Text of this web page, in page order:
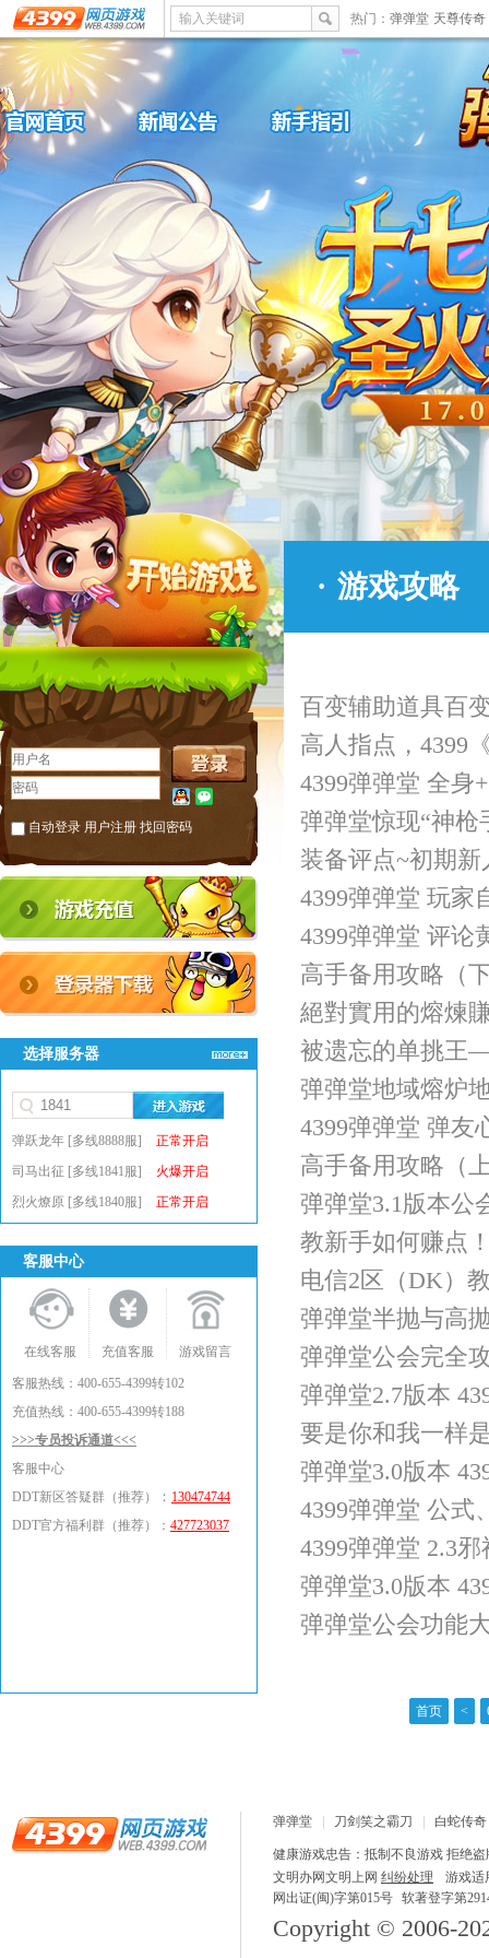
输入关键词 热门： 弹弹堂 天尊传奇
自动登录 用户注册 找回密码
选择服务器
弹跃龙年 [多线8888服]
正常开启
司马出征 [多线1841服]
火爆开启
烈火燎原 [多线1840服]
正常开启
客服中心
在线客服 充值客服 游戏留言
客服热线：400-655-4399转102
充值热线：400-655-4399转188
>>>专员投诉通道<<<
客服中心
DDT新区答疑群（推荐）
： 130474744
DDT官方福利群（推荐）： 427723037
· 游戏攻略
百变辅助道具百
高人指点，4399
4399弹弹堂 全身
弹弹堂惊现“神枪
装备评点~初期新
4399弹弹堂 玩家
4399弹弹堂 评论
高手备用攻略（
絕對實用的熔煉
被遗忘的单挑王
弹弹堂地域熔炉
4399弹弹堂 弹友
高手备用攻略（
弹弹堂3.1版本公
教新手如何赚点
电信2区（DK）
弹弹堂半抛与高
弹弹堂公会完全
弹弹堂2.7版本
要是你和我一样
弹弹堂3.0版本
4399弹弹堂 公式
4399弹弹堂 2.3
弹弹堂3.0版本
弹弹堂公会功能
首页 <
弹弹堂 刀剑笑之霸刀
白蛇传奇
健康游戏忠告：抵制不良游戏 拒绝
文明办网文明上网 纠纷处理
游戏适
网出证(闽)字第015号 软著登字第
Copyright © 2006-